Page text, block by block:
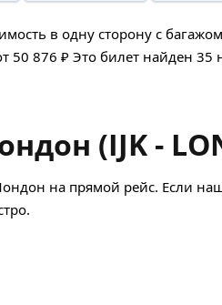
в одну сторону с
50 876 ₽ Это билет найден 35
(IJK -
на прямой рейс. Если